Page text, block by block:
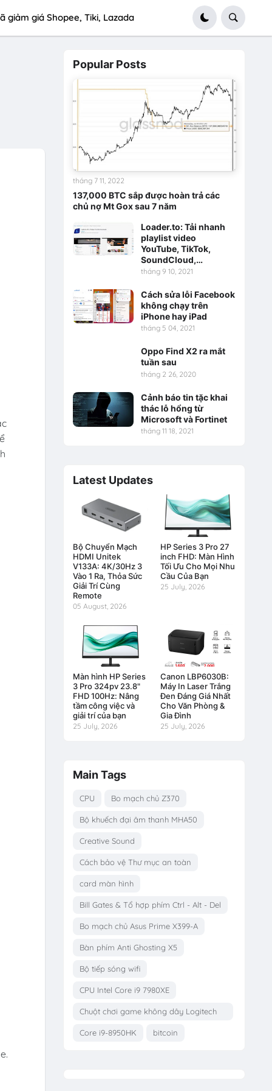
giảm giá Shopee, Tiki, Lazada
Popular Posts
137,000 BTC sắp được hoàn trả các
chủ nợ Mt Gox sau 7 năm
tháng 7 11, 2022
Loader.to: Tải nhanh
playlist video
YouTube, TikTok,
SoundCloud,…
tháng 9 10, 2021
Cách sửa lỗi Facebook
không chạy trên
iPhone hay iPad
tháng 5 04, 2021
Oppo Find X2 ra mắt
tuần sau
tháng 2 26, 2020
Cảnh báo tin tặc khai
thác lỗ hổng từ
Microsoft và Fortinet
tháng 11 18, 2021
Latest Updates
Bộ Chuyển Mạch
HDMI Unitek
V133A: 4K/30Hz 3
Vào 1 Ra, Thỏa Sức
Giải Trí Cùng
Remote
05 August, 2026
HP Series 3 Pro 27
inch FHD: Màn Hình
Tối Ưu Cho Mọi Nhu
Cầu Của Bạn
25 July, 2026
Màn hình HP Series
3 Pro 324pv 23.8"
FHD 100Hz: Nâng
tầm công việc và
giải trí của bạn
25 July, 2026
Canon LBP6030B:
Máy In Laser Trắng
Đen Đáng Giá Nhất
Cho Văn Phòng &
Gia Đình
25 July, 2026
Main Tags
CPU Bo mạch chủ Z370
Bộ khuếch đại âm thanh MHA50
Creative Sound
Cách bảo vệ Thư mục an toàn
card màn hình
Bill Gates & Tổ hợp phím Ctrl - Alt - Del
Bo mạch chủ Asus Prime X399-A
Bàn phím Anti Ghosting X5
Bộ tiếp sóng wifi
CPU Intel Core i9 7980XE
Chuột chơi game không dây Logitech
G703
Core i9-8950HK bitcoin